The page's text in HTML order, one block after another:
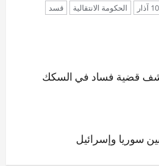
الحكومة الانتقالية
قسد
قضية فساد في السكك
سوريا وإسرائيل